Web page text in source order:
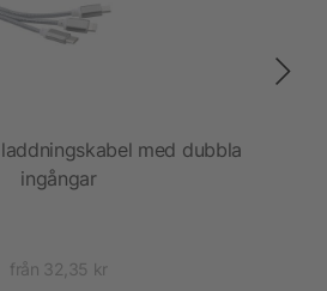
med dubbla
ingångar
från 32,35 kr